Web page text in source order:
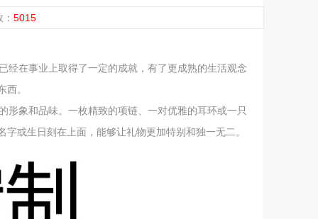
5015
经在事业上取得了一定的成就，有了更成熟的生活观念
。
象和品味。一枚精致的项链、一对优雅的耳环或一只
或生日刻在上面，能够让礼物更加特别和独一无二。